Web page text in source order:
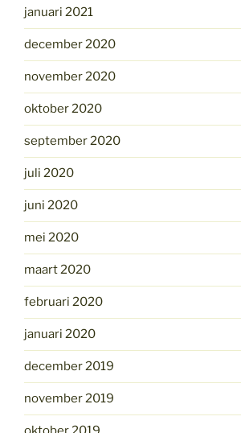
januari 2021
december 2020
november 2020
oktober 2020
september 2020
juli 2020
juni 2020
mei 2020
maart 2020
februari 2020
januari 2020
december 2019
november 2019